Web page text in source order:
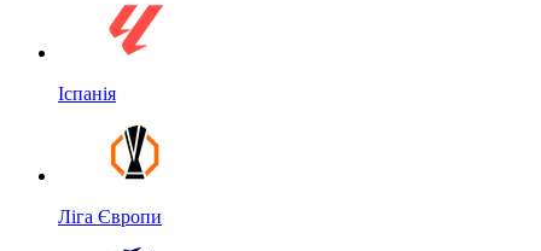
Іспанія
Ліга Європи